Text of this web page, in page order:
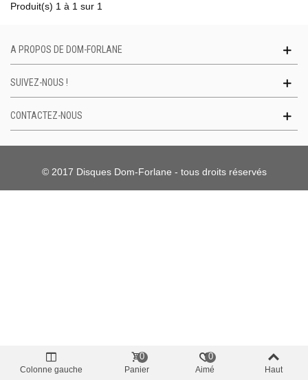
Produit(s) 1 à 1 sur 1
A PROPOS DE DOM-FORLANE
SUIVEZ-NOUS !
CONTACTEZ-NOUS
© 2017 Disques Dom-Forlane - tous droits réservés
Colonne gauche Panier
0
Aimé
0
Haut